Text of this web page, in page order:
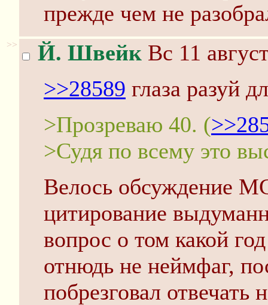
прежде чем не
>> Й. Швейк Вс 11
>>28589 глаза разуй
>Прозреваю 40. (
>Судя по всему это
Велось обсуждение
цитирование
вопрос о том какой
отнюдь не неймфаг,
побрезговал